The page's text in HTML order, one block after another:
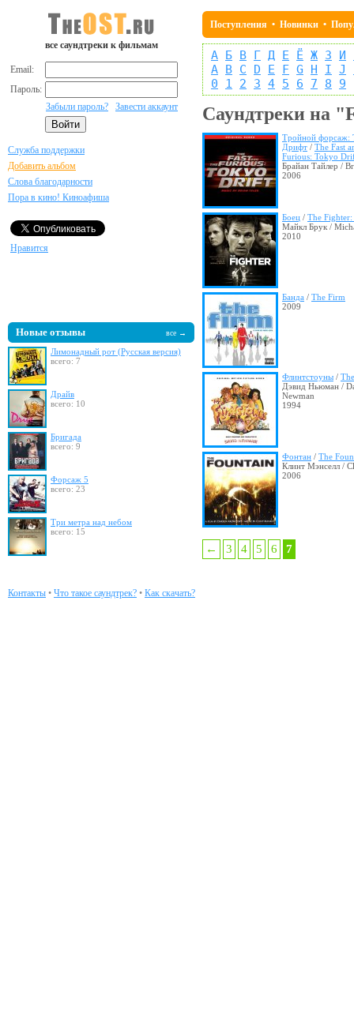
все саундтреки к фильмам
Email:
Пароль:
Забыли пароль?
Завести аккаунт
Служба поддержки
Добавить альбом
Слова благодарности
Пора в кино! Киноафиша
Нравится
Новые отзывы все →
Лимонадный рот (Русская версия)
всего: 7
Драйв
всего: 10
Бригада
всего: 9
Форсаж 5
всего: 23
Три метра над небом
всего: 15
Поступления • Новинки •
А Б В Г Д Е Ё Ж З И
A B C D E F G H I J
0
1 2 3 4 5 6 7 8 9
Саундтреки на
Тройной форсаж:
Дрифт / The Fast
Furious: Tokyo
Брайан Тайлер /
2006
Боец / The Fighter:
Майкл Брук /
2010
Банда / The Firm
2009
Флинтстоуны /
Дэвид Ньюман /
Newman
1994
Фонтан / The
Клинт Мэнселл /
2006
← 3 4 5 6 7
Контакты • Что такое саундтрек? • Как скачать?